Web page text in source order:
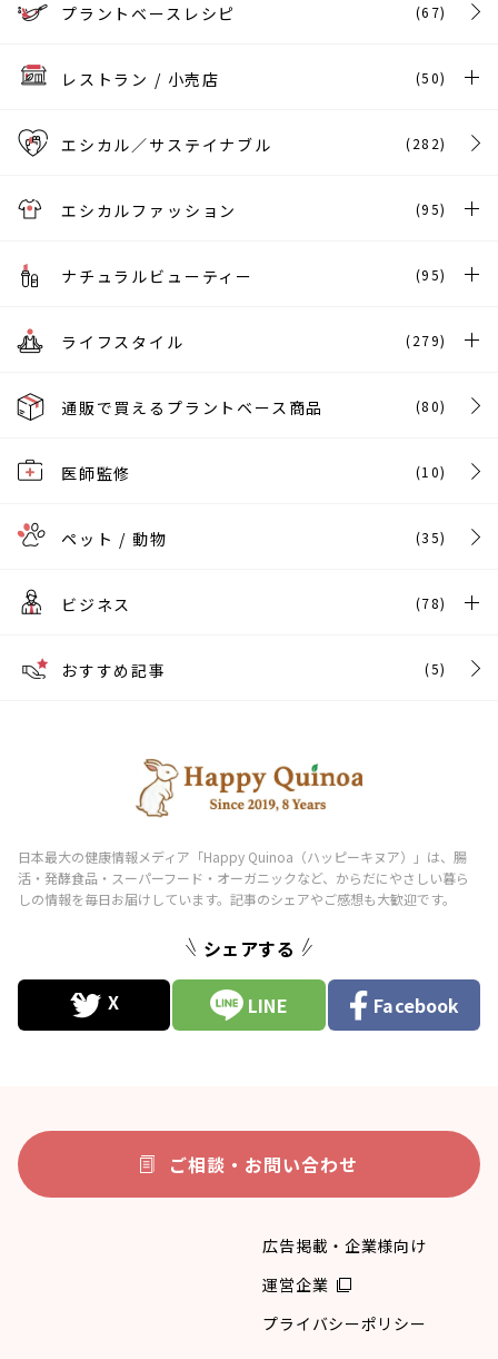
プラントベースレシピ (67)
レストラン / 小売店 (50)
エシカル／サステイナブル (282)
エシカルファッション (95)
ナチュラルビューティー (95)
ライフスタイル (279)
通販で買えるプラントベース商品 (80)
医師監修 (10)
ペット / 動物 (35)
ビジネス (78)
おすすめ記事 (5)
シェアする
LINE Facebook
ご相談・お問い合わせ
広告掲載・企業様向け
運営企業
プライバシーポリシー